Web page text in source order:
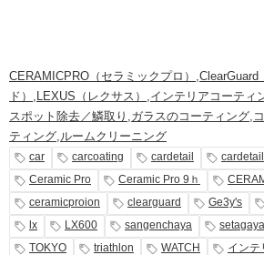
CERAMICPRO（セラミックプロ）
ClearGuard
ド）
LEXUS（レクサス） インテリアコーティ
スポット除去／鱗取り ガラスのコーティング
ティング ルームクリーニング
car carcoating cardetail
Ceramic Pro
Ceramic Pro 9ｈ
ceramicproion
clearguard Ge3y's
lx
LX600 sangenchaya setagaya
TOKYO
triathlon WATCH
インテ